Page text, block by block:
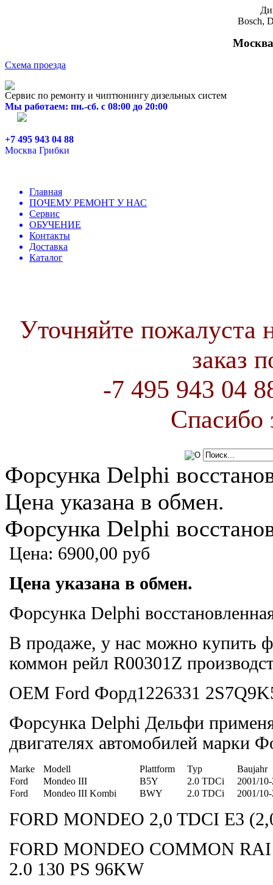
Bosch,
Схема проезда
Сервис по ремонту и чиптюнингу дизельных систем
Мы работаем: пн.-сб. с 08:00 до 20:00
+7 495 943 04 88
Москва Грибки
Главная
ПОЧЕМУ РЕМОНТ У НАС
Сервис
ОБУЧЕНИЕ
Контакты
Доставка
Каталог
Уточняйте пожалуста
заказ
-7 495 943 04
Спасибо
Форсунка Delphi
Цена указана в обмен.
Форсунка Delphi
Цена: 6900,00 руб
Цена указана в обмен.
Форсунка Delphi
В продаже, у нас можно купить
коммон рейл R00301Z
ОЕМ Ford Форд1226331
Форсунка Delphi Дельфи
двигателях автомобилей марки
Marke Modell Plattform Typ
Baujahr
Ford
Mondeo III B5Y 2.0 TDCi
2001/
Ford
Mondeo III Kombi BWY 2.0 TDCi 2001/
FORD MONDEO 2,0 TDCI E3
FORD MONDEO COMMON
2.0 130 PS 96KW